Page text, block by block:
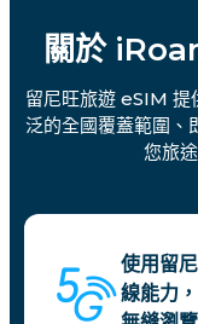
關於
留尼旺旅遊 eSIM 提
泛的全國覆蓋範圍、
您旅
使用留
線能力